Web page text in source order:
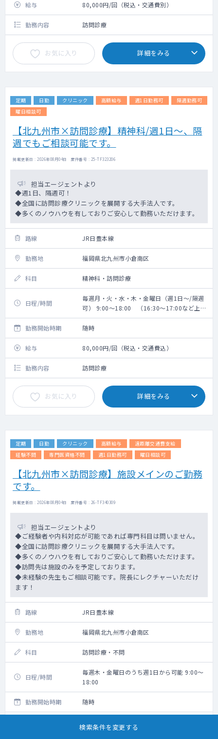
給与 80,000円/回（税込・交通費別）
勤務内容 訪問診療
お気に入り 詳細をみる
定期 日勤 クリニック 高額給与 週1日勤務可
隔週勤務可
曜日相談可
【北九州市×訪問診療】精神科/週1日～、隔
週でもご相談可能です。
掲載更新日 : 2026年08月04日 案件番号 : 25-TF323206
担当エージェントより
◆週1日、隔週可！
◆全国に訪問診療クリニックを展開する大手法人です。
◆多くのノウハウを有しておりご安心して勤務いただけます。
路線 JR日豊本線
勤務地 福岡県北九州市小倉南区
科目 精神科・訪問診療
日程/時間
毎週月・火・水・木・金曜日（週1日～/隔週
可） 9:00～18:00 （16:30～17:00など上が
り時間相談可）
勤務開始時期
随時
給与 80,000円/回（税込・交通費込）
勤務内容 訪問診療
お気に入り 詳細をみる
定期 日勤 クリニック 高額給与
遠距離交通費支給
経験不問
専門医資格不問 週1日勤務可 曜日相談可
【北九州市×訪問診療】施設メインのご勤務
です。
掲載更新日 : 2026年08月04日 案件番号 : 26-TF340309
担当エージェントより
◆ご経験者や内科対応が可能であれば専門科目は問いません。
◆全国に訪問診療クリニックを展開する大手法人です。
◆多くのノウハウを有しておりご安心して勤務いただけます。
◆訪問先は施設のみを予定しております。
◆未経験の先生もご相談可能です。院長にレクチャーいただけ
ます！
路線 JR日豊本線
勤務地 福岡県北九州市小倉南区
科目 訪問診療・不問
日程/時間
毎週木・金曜日のうち週1日から可能 9:00～
18:00
勤務開始時期 随時
検索条件を変更する